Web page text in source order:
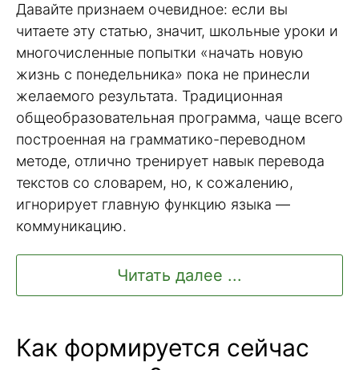
Давайте признаем очевидное: если вы
читаете эту статью, значит, школьные уроки и
многочисленные попытки «начать новую
жизнь с понедельника» пока не принесли
желаемого результата. Традиционная
общеобразовательная программа, чаще всего
построенная на грамматико-переводном
методе, отлично тренирует навык перевода
текстов со словарем, но, к сожалению,
игнорирует главную функцию языка —
коммуникацию.
Читать далее ...
Как формируется сейчас